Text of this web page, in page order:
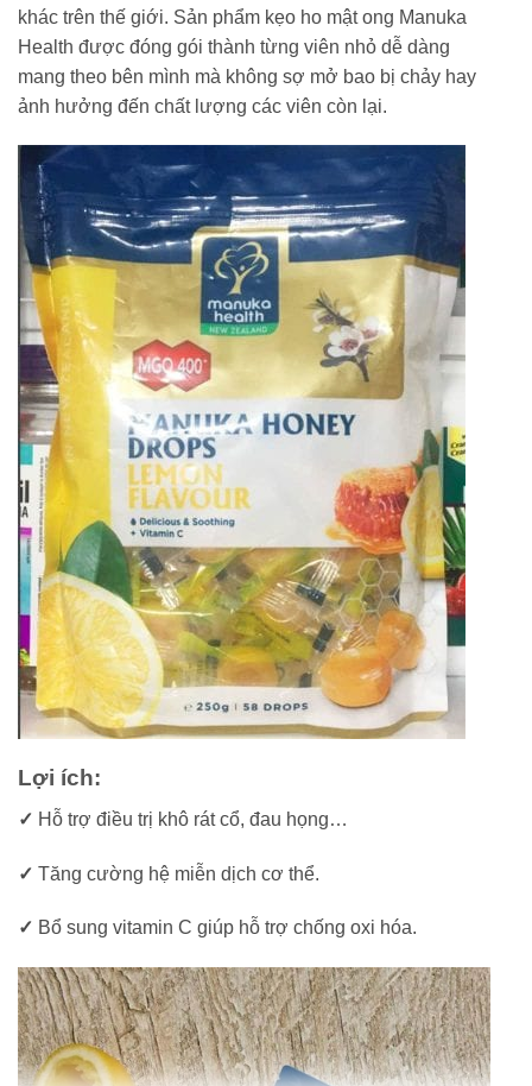
khác trên thế giới. Sản phẩm kẹo ho mật ong Manuka
Health được đóng gói thành từng viên nhỏ dễ dàng
mang theo bên mình mà không sợ mở bao bị chảy hay
ảnh hưởng đến chất lượng các viên còn lại.
Lợi ích:
✓ Hỗ trợ điều trị khô rát cổ, đau họng…
✓ Tăng cường hệ miễn dịch cơ thể.
✓ Bổ sung vitamin C giúp hỗ trợ chống oxi hóa.